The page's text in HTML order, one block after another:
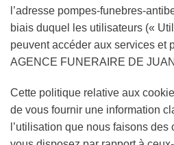
l’adresse pompes-funebres-
biais duquel les utilisateurs («
peuvent accéder aux services et
AGENCE FUNERAIRE DE
Cette politique relative aux
de vous fournir une information
l’utilisation que nous faisons